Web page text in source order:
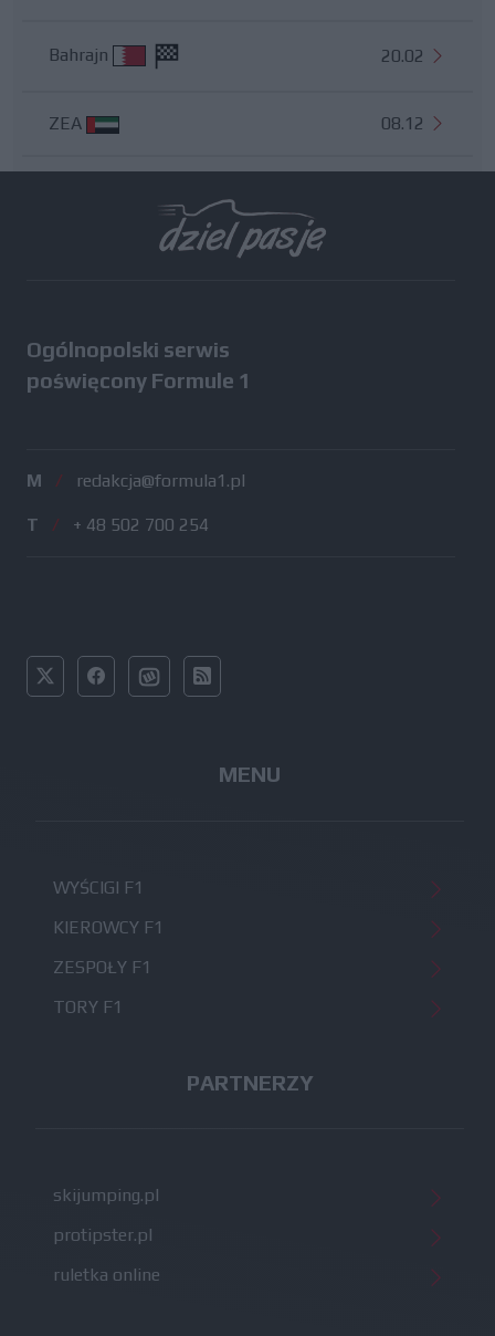
Bahrajn 20.02
ZEA 08.12
Ogólnopolski serwis
poświęcony Formule 1
M / redakcja@formula1.pl
T / + 48 502 700 254
MENU
WYŚCIGI F1
KIEROWCY F1
ZESPOŁY F1
TORY F1
PARTNERZY
skijumping.pl
protipster.pl
ruletka online